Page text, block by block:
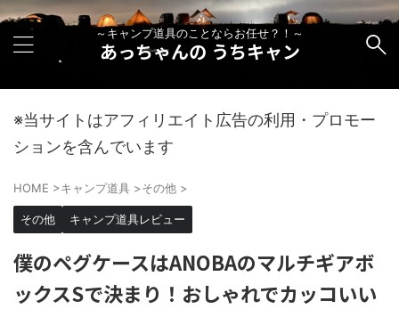
～キャンプ道具のことならお任せ？！～
あっちゃんの うちキャン
※当サイトはアフィリエイト広告の利用・プロモー
ションを含んでいます
HOME >キャンプ道具 >その他 >
その他 キャンプ道具レビュー
僕のペグケースはANOBAのマルチギアボ
ックスSで決まり！おしゃれでカッコいい